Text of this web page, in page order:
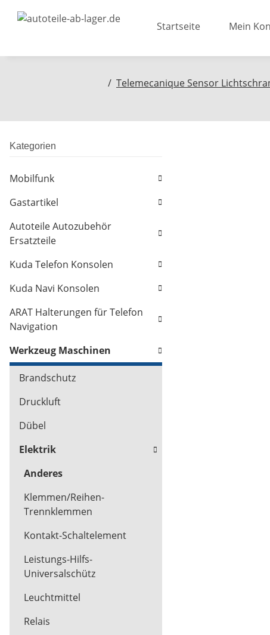
Startseite Mein
Telemecanique Sensor
Kategorien
Mobilfunk
Gastartikel
Autoteile Autozubehör
Ersatzteile
Kuda Telefon Konsolen
Kuda Navi Konsolen
ARAT Halterungen für Telefon
Navigation
Werkzeug Maschinen
Brandschutz
Druckluft
Dübel
Elektrik
Anderes
Klemmen/Reihen-
Trennklemmen
Kontakt-Schaltelement
Leistungs-Hilfs-
Universalschütz
Leuchtmittel
Relais